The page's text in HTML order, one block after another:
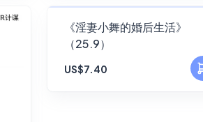
FANSKY
No Preview
《淫妻小舞的婚后生活》
（25.9）
US$7.40